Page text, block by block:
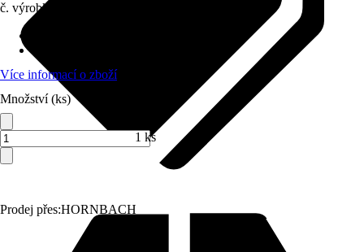
Prodej přes:HORNBACH
č. výrobku
Více informací o zboží
Množství (ks)
1 ks